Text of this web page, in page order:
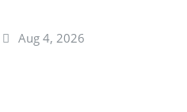
Aug 4, 2026